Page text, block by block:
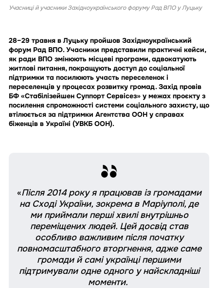
Учасниці й учасники Західноукраїнського форуму Рад ВПО у Луцьку
28–29 травня в Луцьку пройшов Західноукраїнський
форум Рад ВПО. Учасники представили практичні кейси,
як ради ВПО змінюють місцеві програми, адвокатують
житлові питання, покращують доступ до соціальної
підтримки та посилюють участь переселенок і
переселенців у процесах розвитку громад. Захід провів
БФ «Стабілізейшен Суппорт Сервісез» у межах проєкту з
посилення спроможності системи соціального захисту, що
втілюється за підтримки Агентства ООН у справах
біженців в Україні (УВКБ ООН).
«Після 2014 року я працював із громадами
на Сході України, зокрема в Маріуполі, де
ми приймали перші хвилі внутрішньо
переміщених людей. Цей досвід став
особливо важливим після початку
повномасштабного вторгнення, адже саме
громади й самі українці першими
підтримували одне одного у найскладніші
моменти.